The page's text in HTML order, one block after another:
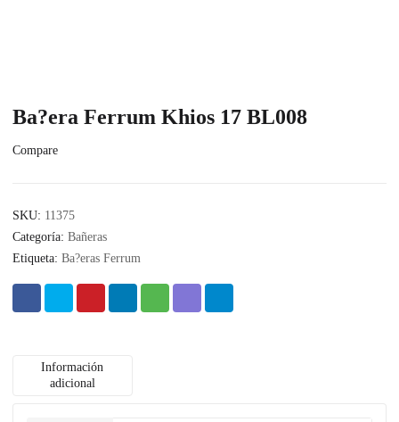
Ba?era Ferrum Khios 17 BL008
Compare
SKU: 11375
Categoría: Bañeras
Etiqueta: Ba?eras Ferrum
Información
adicional